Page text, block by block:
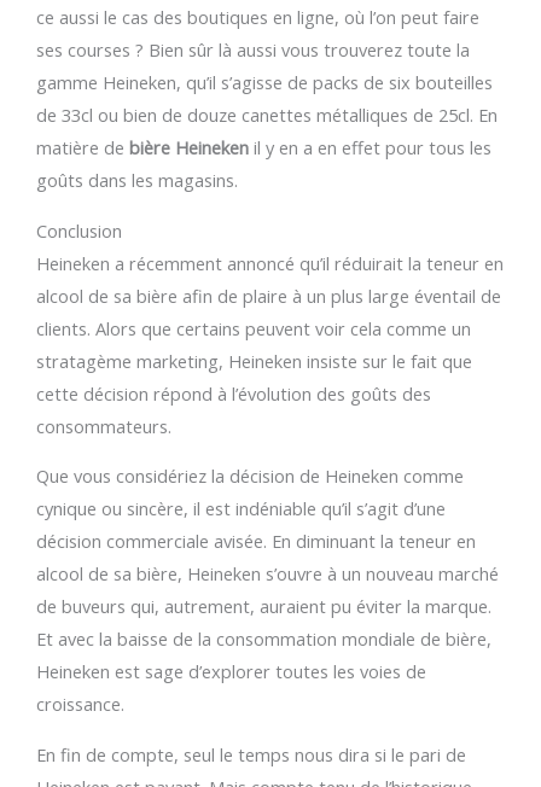
ce aussi le cas des boutiques en ligne, où l’on peut faire
ses courses ? Bien sûr là aussi vous trouverez toute la
gamme Heineken, qu’il s’agisse de packs de six bouteilles
de 33cl ou bien de douze canettes métalliques de 25cl. En
matière de bière Heineken il y en a en effet pour tous les
goûts dans les magasins.
Conclusion
Heineken a récemment annoncé qu’il réduirait la teneur en
alcool de sa bière afin de plaire à un plus large éventail de
clients. Alors que certains peuvent voir cela comme un
stratagème marketing, Heineken insiste sur le fait que
cette décision répond à l’évolution des goûts des
consommateurs.
Que vous considériez la décision de Heineken comme
cynique ou sincère, il est indéniable qu’il s’agit d’une
décision commerciale avisée. En diminuant la teneur en
alcool de sa bière, Heineken s’ouvre à un nouveau marché
de buveurs qui, autrement, auraient pu éviter la marque.
Et avec la baisse de la consommation mondiale de bière,
Heineken est sage d’explorer toutes les voies de
croissance.
En fin de compte, seul le temps nous dira si le pari de